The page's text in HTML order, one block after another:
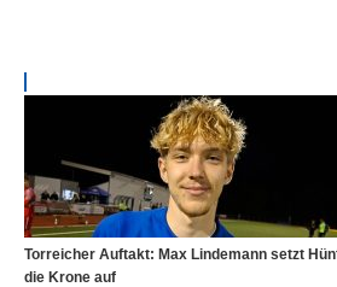
Torreicher Auftakt: Max Lindemann setzt
die Krone auf